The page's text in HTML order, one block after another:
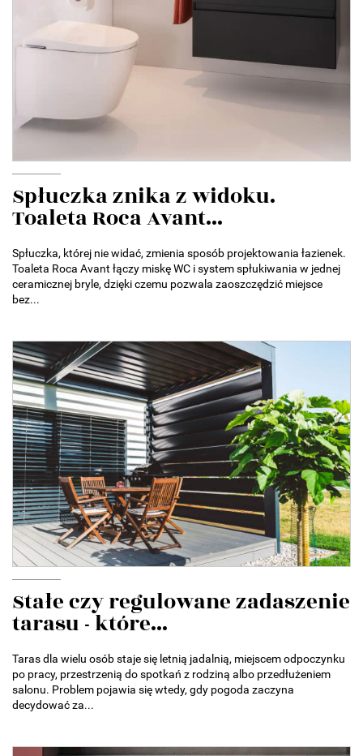
Spłuczka znika z widoku.
Toaleta Roca Avant...
Spłuczka, której nie widać, zmienia sposób projektowania łazienek.
Toaleta Roca Avant łączy miskę WC i system spłukiwania w jednej
ceramicznej bryle, dzięki czemu pozwala zaoszczędzić miejsce
bez...
Stałe czy regulowane zadaszenie
tarasu - które...
Taras dla wielu osób staje się letnią jadalnią, miejscem odpoczynku
po pracy, przestrzenią do spotkań z rodziną albo przedłużeniem
salonu. Problem pojawia się wtedy, gdy pogoda zaczyna
decydować za...